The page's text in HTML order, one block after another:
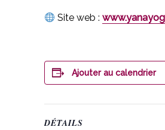
Site web :
Ajouter au calendrier
DÉTAILS